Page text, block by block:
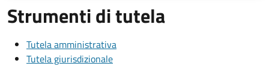
Strumenti di tutela
Tutela amministrativa
Tutela giurisdizionale